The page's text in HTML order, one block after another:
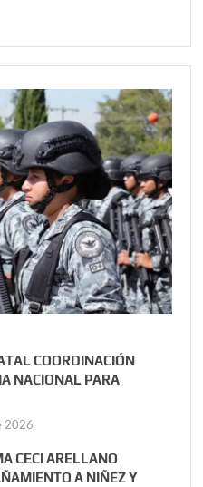
COORDINACIÓN
NACIONAL PARA
2026
CECI ARELLANO
A NIÑEZ Y